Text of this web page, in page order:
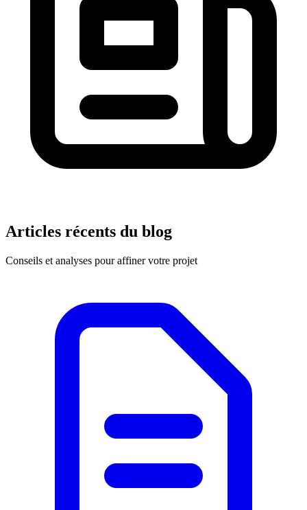
Articles récents du blog
Conseils et analyses pour affiner votre projet